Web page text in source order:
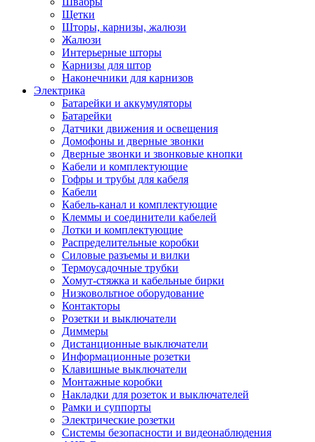
Щетки
Шторы, карнизы, жалюзи
Жалюзи
Интерьерные шторы
Карнизы для штор
Наконечники для карнизов
Электрика
Батарейки и аккумуляторы
Батарейки
Датчики движения и освещения
Домофоны и дверные звонки
Дверные звонки и звонковые кнопки
Кабели и комплектующие
Гофры и трубы для кабеля
Кабели
Кабель-канал и комплектующие
Клеммы и соединители кабелей
Лотки и комплектующие
Распределительные коробки
Силовые разъемы и вилки
Термоусадочные трубки
Хомут-стяжка и кабельные бирки
Низковольтное оборудование
Контакторы
Розетки и выключатели
Диммеры
Дистанционные выключатели
Информационные розетки
Клавишные выключатели
Монтажные коробки
Накладки для розеток и выключателей
Рамки и суппорты
Электрические розетки
Системы безопасности и видеонаблюдения